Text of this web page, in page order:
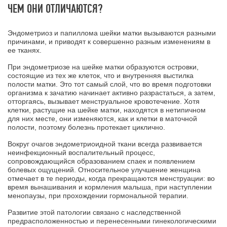
ЧЕМ ОНИ ОТЛИЧАЮТСЯ?
Эндометриоз и папиллома шейки матки вызываются разными
причинами, и приводят к совершенно разным изменениям в
ее тканях.
При эндометриозе на шейке матки образуются островки,
состоящие из тех же клеток, что и внутренняя выстилка
полости матки. Это тот самый слой, что во время подготовки
организма к зачатию начинает активно разрастаться, а затем,
отторгаясь, вызывает менструальное кровотечение. Хотя
клетки, растущие на шейке матки, находятся в нетипичном
для них месте, они изменяются, как и клетки в маточной
полости, поэтому болезнь протекает циклично.
Вокруг очагов эндометриоидной ткани всегда развивается
неинфекционный воспалительный процесс,
сопровождающийся образованием спаек и появлением
болевых ощущений. Относительное улучшение женщина
отмечает в те периоды, когда прекращаются менструации: во
время вынашивания и кормления малыша, при наступлении
менопаузы, при прохождении гормональной терапии.
Развитие этой патологии связано с наследственной
предрасположенностью и перенесенными гинекологическими